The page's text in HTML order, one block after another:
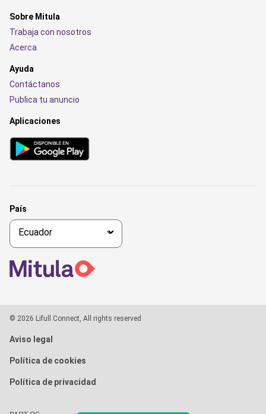
Sobre Mitula
Trabaja con nosotros
Acerca
Ayuda
Contáctanos
Publica tu anuncio
Aplicaciones
País
© 2026 Lifull Connect, All rights reserved
Aviso legal
Política de cookies
Política de privacidad